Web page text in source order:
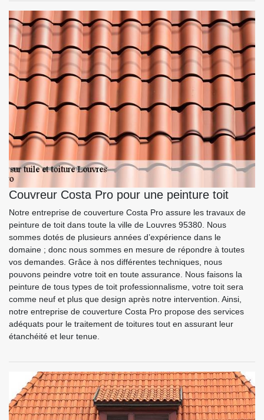
Couvreur Costa Pro pour une peinture toit
Notre entreprise de couverture Costa Pro assure les travaux de
peinture de toit dans toute la ville de Louvres 95380. Nous
sommes dotés de plusieurs années d’expérience dans le
domaine ; donc nous sommes en mesure de répondre à toutes
vos demandes. Grâce à nos différentes techniques, nous
pouvons peindre votre toit en toute assurance. Nous faisons la
peinture de tous types de toit professionnalisme, votre toit sera
comme neuf et plus que design après notre intervention. Ainsi,
notre entreprise de couverture Costa Pro propose des services
adéquats pour le traitement de toitures tout en assurant leur
étanchéité et leur tenue.